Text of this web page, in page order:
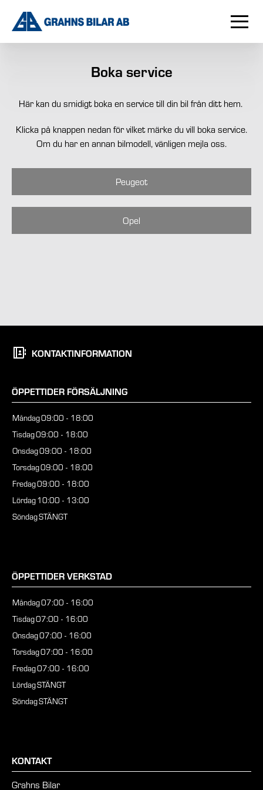
Boka service
Här kan du smidigt boka en service till din bil från ditt hem.
Klicka på knappen nedan för vilket märke du vill boka service.
Om du har en annan bilmodell, vänligen mejla oss.
Peugeot
Opel
KONTAKTINFORMATION
ÖPPETTIDER FÖRSÄLJNING
Måndag09:00 - 18:00
Tisdag09:00 - 18:00
Onsdag09:00 - 18:00
Torsdag09:00 - 18:00
Fredag09:00 - 18:00
Lördag10:00 - 13:00
SöndagSTÄNGT
ÖPPETTIDER VERKSTAD
Måndag07:00 - 16:00
Tisdag07:00 - 16:00
Onsdag07:00 - 16:00
Torsdag07:00 - 16:00
Fredag07:00 - 16:00
LördagSTÄNGT
SöndagSTÄNGT
KONTAKT
Grahns Bilar